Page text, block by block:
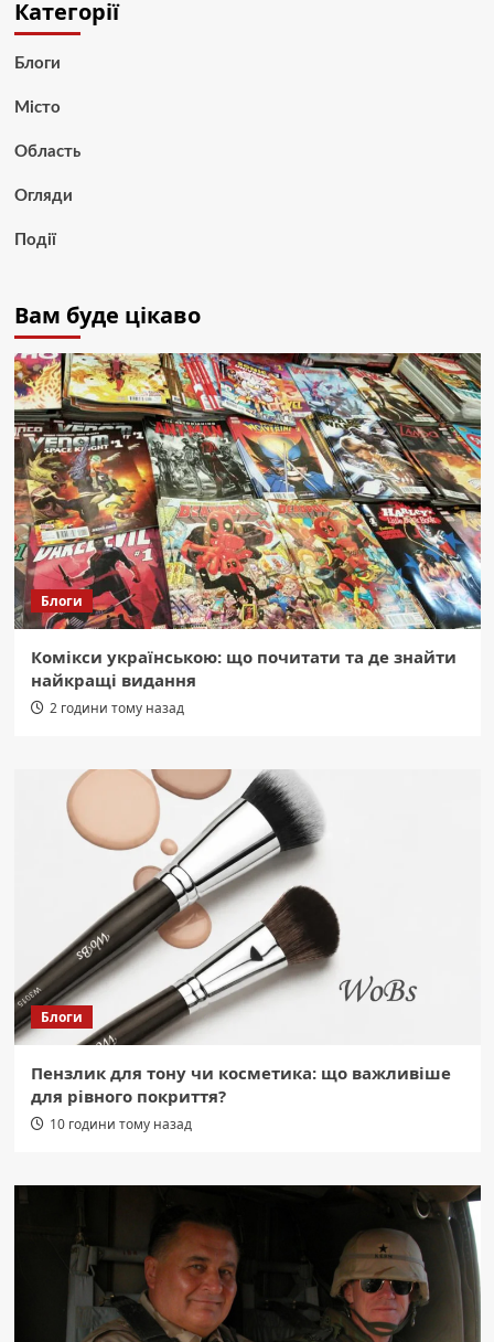
Категорії
Блоги
Місто
Область
Огляди
Події
Вам буде цікаво
Блоги
Комікси українською: що почитати та де знайти
найкращі видання
2 години тому назад
Блоги
Пензлик для тону чи косметика: що важливіше
для рівного покриття?
10 години тому назад